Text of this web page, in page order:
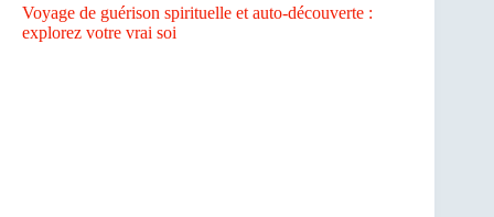
Voyage de guérison spirituelle et auto-découverte :
explorez votre vrai soi